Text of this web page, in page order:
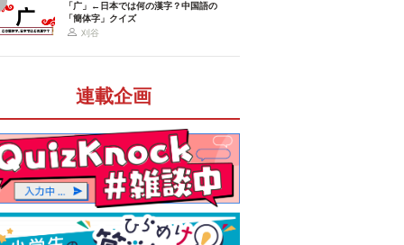
「广」←日本では何の漢字？中国語の
「簡体字」クイズ
刈谷
連載企画